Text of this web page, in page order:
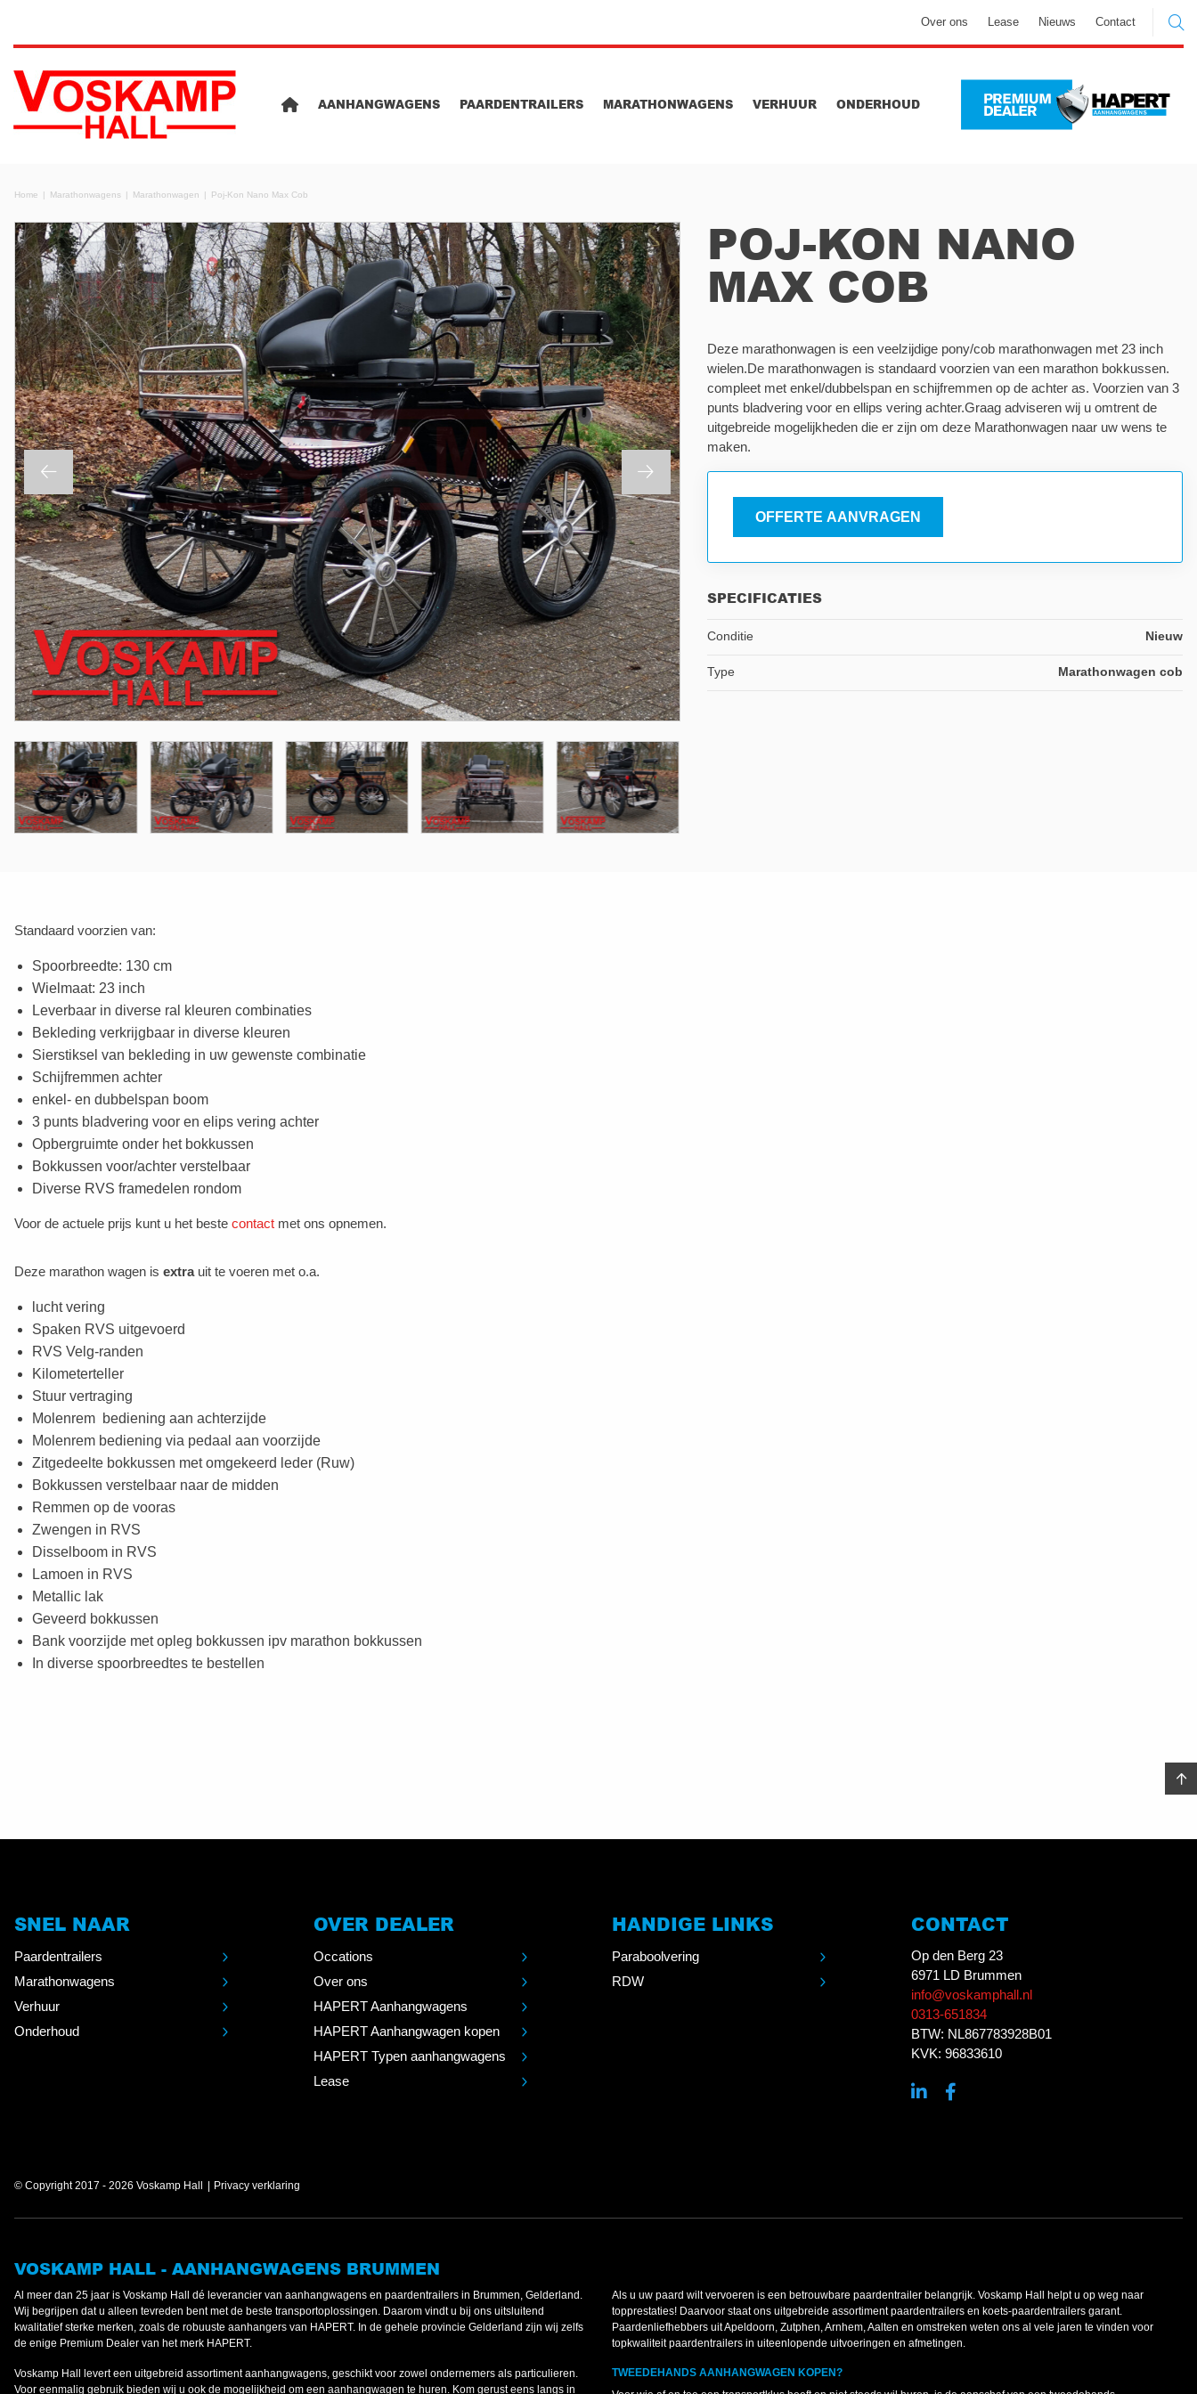
Over ons Lease Nieuws Contact
AANHANGWAGENS PAARDENTRAILERS MARATHONWAGENS VERHUUR ONDERHOUD
Home Marathonwagens Marathonwagen Poj-Kon Nano Max Cob
POJ-KON NANO
MAX COB
Deze marathonwagen is een veelzijdige pony/cob marathonwagen met 23 inch
wielen.De marathonwagen is standaard voorzien van een marathon bokkussen.
compleet met enkel/dubbelspan en schijfremmen op de achter as. Voorzien van 3
punts bladvering voor en ellips vering achter.Graag adviseren wij u omtrent de
uitgebreide mogelijkheden die er zijn om deze Marathonwagen naar uw wens te
maken.
OFFERTE AANVRAGEN
SPECIFICATIES
Conditie Nieuw
Type Marathonwagen cob
Standaard voorzien van:
Spoorbreedte: 130 cm
Wielmaat: 23 inch
Leverbaar in diverse ral kleuren combinaties
Bekleding verkrijgbaar in diverse kleuren
Sierstiksel van bekleding in uw gewenste combinatie
Schijfremmen achter
enkel- en dubbelspan boom
3 punts bladvering voor en elips vering achter
Opbergruimte onder het bokkussen
Bokkussen voor/achter verstelbaar
Diverse RVS framedelen rondom
Voor de actuele prijs kunt u het beste contact met ons opnemen.
Deze marathon wagen is extrauit te voeren met o.a.
lucht vering
Spaken RVS uitgevoerd
RVS Velg-randen
Kilometerteller
Stuur vertraging
Molenrem bediening aan achterzijde
Molenrem bediening via pedaal aan voorzijde
Zitgedeelte bokkussen met omgekeerd leder (Ruw)
Bokkussen verstelbaar naar de midden
Remmen op de vooras
Zwengen in RVS
Disselboom in RVS
Lamoen in RVS
Metallic lak
Geveerd bokkussen
Bank voorzijde met opleg bokkussen ipv marathon bokkussen
In diverse spoorbreedtes te bestellen
SNEL NAAR
Paardentrailers
Marathonwagens
Verhuur
Onderhoud
OVER DEALER
Occations
Over ons
HAPERT Aanhangwagens
HAPERT Aanhangwagen kopen
HAPERT Typen aanhangwagens
Lease
HANDIGE LINKS
Paraboolvering
RDW
CONTACT
Op den Berg 23
6971 LD Brummen
info@voskamphall.nl
0313-651834
BTW: NL867783928B01
KVK: 96833610
© Copyright 2017 - 2026 Voskamp Hall Privacy verklaring
VOSKAMP HALL - AANHANGWAGENS BRUMMEN
Al meer dan 25 jaar is Voskamp Hall dé leverancier van aanhangwagens en paardentrailers in Brummen, Gelderland.
Wij begrijpen dat u alleen tevreden bent met de beste transportoplossingen. Daarom vindt u bij ons uitsluitend
kwalitatief sterke merken, zoals de robuuste aanhangers van HAPERT. In de gehele provincie Gelderland zijn wij zelfs
de enige Premium Dealer van het merk HAPERT.
Voskamp Hall levert een uitgebreid assortiment aanhangwagens, geschikt voor zowel ondernemers als particulieren.
Voor eenmalig gebruik bieden wij u ook de mogelijkheid om een aanhangwagen te huren. Kom gerust eens langs in
Als u uw paard wilt vervoeren is een betrouwbare paardentrailer belangrijk. Voskamp Hall helpt u op weg naar
topprestaties! Daarvoor staat ons uitgebreide assortiment paardentrailers en koets-paardentrailers garant.
Paardenliefhebbers uit Apeldoorn, Zutphen, Arnhem, Aalten en omstreken weten ons al vele jaren te vinden voor
topkwaliteit paardentrailers in uiteenlopende uitvoeringen en afmetingen.
TWEEDEHANDS AANHANGWAGEN KOPEN?